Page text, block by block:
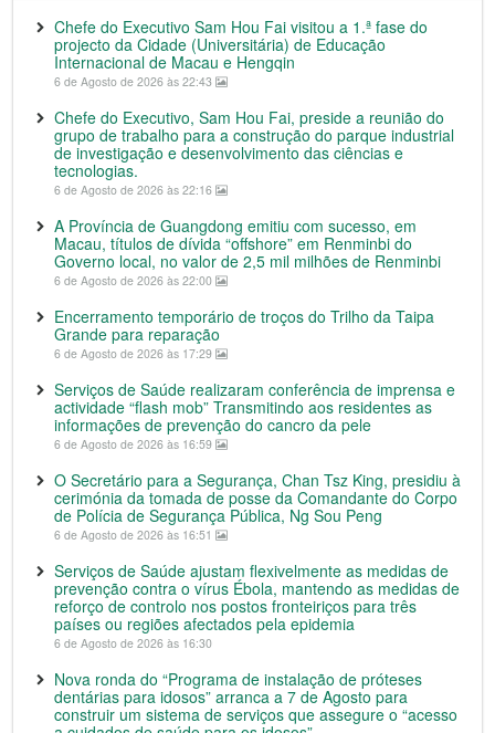
Chefe do Executivo Sam Hou Fai visitou a 1.ª fase do
projecto da Cidade (Universitária) de Educação
Internacional de Macau e Hengqin
6 de Agosto de 2026 às 22:43
Chefe do Executivo, Sam Hou Fai, preside a reunião do
grupo de trabalho para a construção do parque industrial
de investigação e desenvolvimento das ciências e
tecnologias.
6 de Agosto de 2026 às 22:16
A Província de Guangdong emitiu com sucesso, em
Macau, títulos de dívida “offshore” em Renminbi do
Governo local, no valor de 2,5 mil milhões de Renminbi
6 de Agosto de 2026 às 22:00
Encerramento temporário de troços do Trilho da Taipa
Grande para reparação
6 de Agosto de 2026 às 17:29
Serviços de Saúde realizaram conferência de imprensa e
actividade “flash mob” Transmitindo aos residentes as
informações de prevenção do cancro da pele
6 de Agosto de 2026 às 16:59
O Secretário para a Segurança, Chan Tsz King, presidiu à
cerimónia da tomada de posse da Comandante do Corpo
de Polícia de Segurança Pública, Ng Sou Peng
6 de Agosto de 2026 às 16:51
Serviços de Saúde ajustam flexivelmente as medidas de
prevenção contra o vírus Ébola, mantendo as medidas de
reforço de controlo nos postos fronteiriços para três
países ou regiões afectados pela epidemia
6 de Agosto de 2026 às 16:30
Nova ronda do “Programa de instalação de próteses
dentárias para idosos” arranca a 7 de Agosto para
construir um sistema de serviços que assegure o “acesso